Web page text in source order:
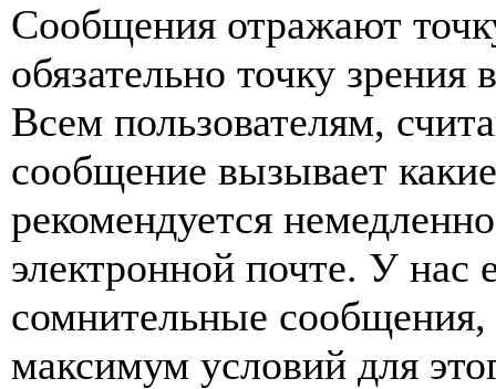
Сообщения отражают
обязательно точку
Всем пользователям,
сообщение вызывает
рекомендуется
электронной почте. У нас
сомнительные
максимум условий для